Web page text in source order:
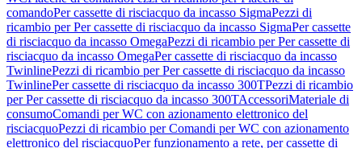
comandoPer cassette di risciacquo da incasso SigmaPezzi di
ricambio per Per cassette di risciacquo da incasso SigmaPer cassette
di risciacquo da incasso OmegaPezzi di ricambio per Per cassette di
risciacquo da incasso OmegaPer cassette di risciacquo da incasso
TwinlinePezzi di ricambio per Per cassette di risciacquo da incasso
TwinlinePer cassette di risciacquo da incasso 300TPezzi di ricambio
per Per cassette di risciacquo da incasso 300TAccessoriMateriale di
consumoComandi per WC con azionamento elettronico del
risciacquoPezzi di ricambio per Comandi per WC con azionamento
elettronico del risciacquoPer funzionamento a rete, per cassette di